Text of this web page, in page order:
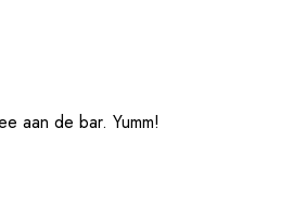
aan de bar. Yumm!